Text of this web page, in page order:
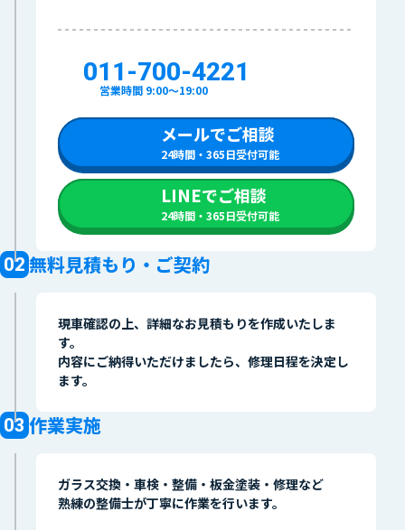
011-700-4221
営業時間 9:00〜19:00
メールでご相談
24時間・365日受付可能
LINEでご相談
24時間・365日受付可能
無料見積もり・ご契約
現車確認の上、詳細なお見積もりを作成いたしま
す。
内容にご納得いただけましたら、修理日程を決定し
ます。
作業実施
ガラス交換・車検・整備・板金塗装・修理など
熟練の整備士が丁寧に作業を行います。